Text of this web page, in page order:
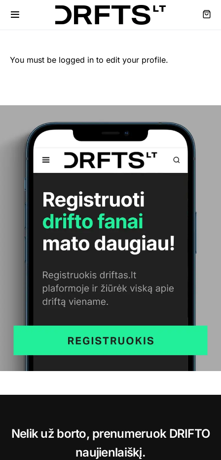
You must be logged in to edit your profile.
Nelik už borto, prenumeruok DRIFTO
naujienlaiškį.